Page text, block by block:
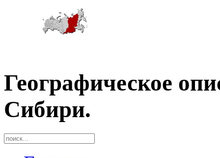
Географическое
Сибири.